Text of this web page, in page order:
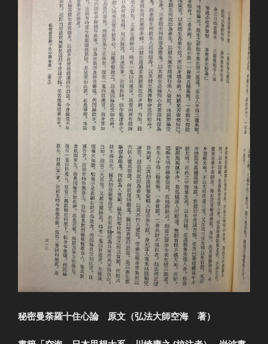
秘密曼荼羅十住心論 原文（弘法大師空海 著）